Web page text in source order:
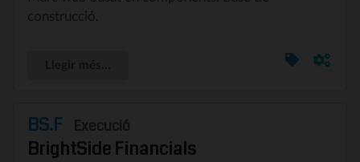
construcció.
BS.F
BrightSide Financials